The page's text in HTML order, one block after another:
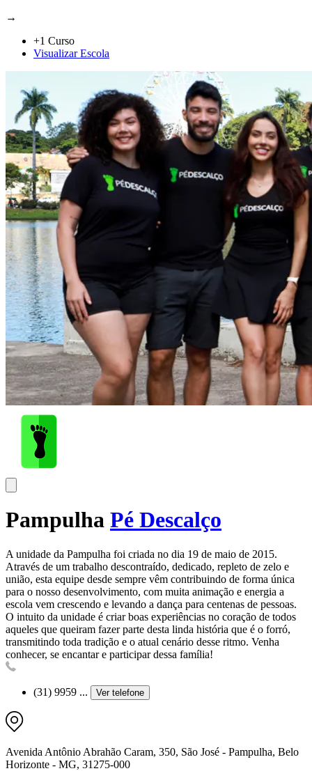
→
+1 Curso
Visualizar Escola
Pampulha Pé Descalço
A unidade da Pampulha foi criada no dia 19 de maio de 2015.
Através de um trabalho descontraído, dedicado, repleto de zelo e
união, esta equipe desde sempre vêm contribuindo de forma única
para o nosso desenvolvimento, com muita animação e energia a
escola vem crescendo e levando a dança para centenas de pessoas.
O intuito da unidade é criar boas experiências no coração de todos
aqueles que queiram fazer parte desta linda história que é o forró,
transmitindo toda tradição e o atual cenário desse ritmo. Venha
conhecer, se encantar e participar dessa família!
(31) 9959 ... Ver telefone
Avenida Antônio Abrahão Caram, 350, São José - Pampulha, Belo
Horizonte - MG, 31275-000